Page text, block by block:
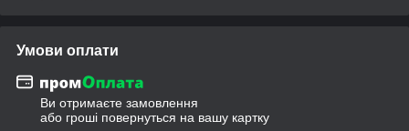
Умови оплати
Ви отримаєте замовлення
або гроші повернуться на вашу картку